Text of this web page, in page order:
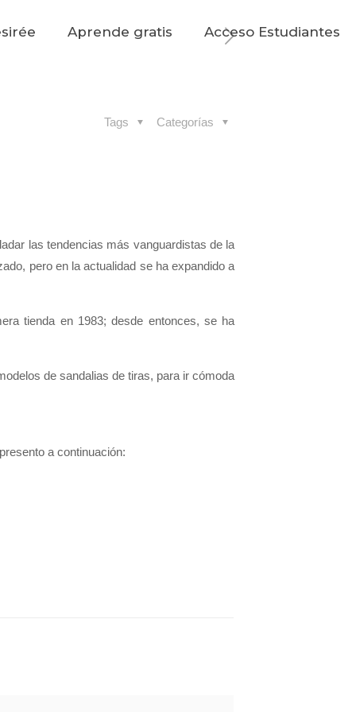
Aprende gratis Acceso Estudiantes
Categorías
Tags
las tendencias más vanguardistas de la
pero en la actualidad se ha expandido a
tienda en 1983; desde entonces, se ha
de sandalias de tiras, para ir cómoda
a continuación: